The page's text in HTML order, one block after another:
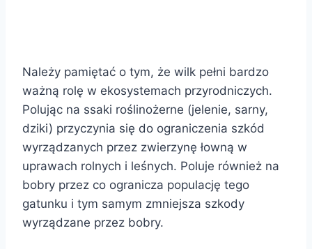
Należy pamiętać o tym, że wilk pełni bardzo
ważną rolę w ekosystemach przyrodniczych.
Polując na ssaki roślinożerne (jelenie, sarny,
dziki) przyczynia się do ograniczenia szkód
wyrządzanych przez zwierzynę łowną w
uprawach rolnych i leśnych. Poluje również na
bobry przez co ogranicza populację tego
gatunku i tym samym zmniejsza szkody
wyrządzane przez bobry.